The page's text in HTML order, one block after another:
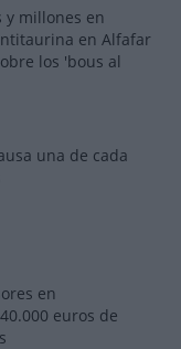
y millones en
en Alfafar
los 'bous al
una de cada
en
euros de